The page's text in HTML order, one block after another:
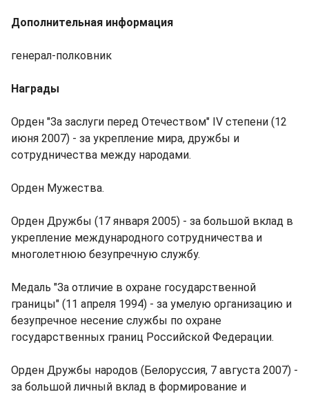
Дополнительная информация
генерал-полковник
Награды
Орден "За заслуги перед Отечеством" IV степени (12
июня 2007) - за укрепление мира, дружбы и
сотрудничества между народами.
Орден Мужества.
Орден Дружбы (17 января 2005) - за большой вклад в
укрепление международного сотрудничества и
многолетнюю безупречную службу.
Медаль "За отличие в охране государственной
границы" (11 апреля 1994) - за умелую организацию и
безупречное несение службы по охране
государственных границ Российской Федерации.
Орден Дружбы народов (Белоруссия, 7 августа 2007) -
за большой личный вклад в формирование и